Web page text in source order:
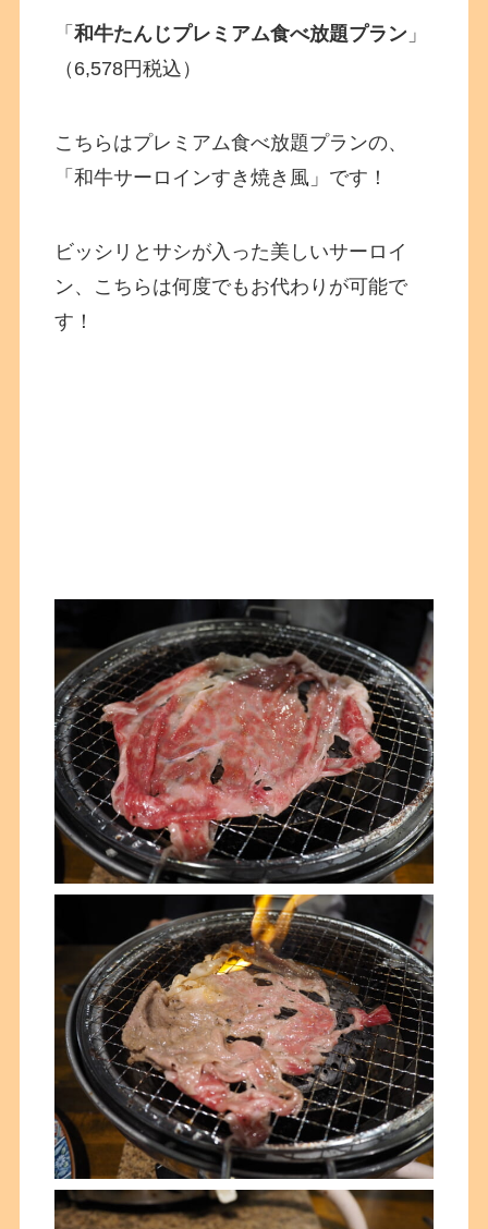
「和牛たんじプレミアム食べ放題プラン 」
（6,578円税込）
こちらはプレミアム食べ放題プランの、
「和牛サーロインすき焼き風」です！
ビッシリとサシが入った美しいサーロイ
ン、こちらは何度でもお代わりが可能で
す！